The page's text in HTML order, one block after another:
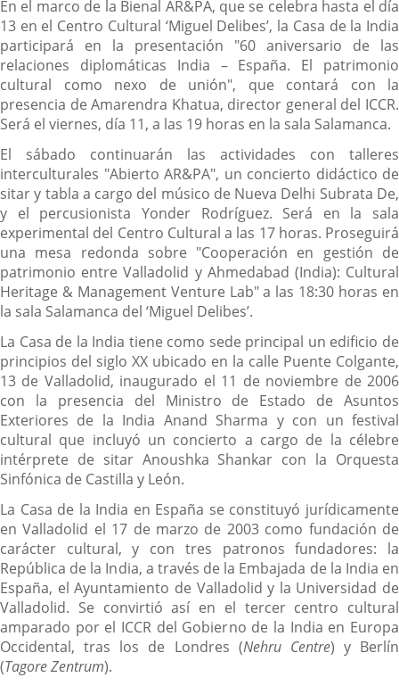
En el marco de la Bienal AR&PA, que se celebra hasta el día
13 en el Centro Cultural ‘Miguel Delibes’, la Casa de la India
participará en la presentación "60 aniversario de las
relaciones diplomáticas India – España. El patrimonio
cultural como nexo de unión", que contará con la
presencia de Amarendra Khatua, director general del ICCR.
Será el viernes, día 11, a las 19 horas en la sala Salamanca.
El sábado continuarán las actividades con talleres
interculturales "Abierto AR&PA", un concierto didáctico de
sitar y tabla a cargo del músico de Nueva Delhi Subrata De,
y el percusionista Yonder Rodríguez. Será en la sala
experimental del Centro Cultural a las 17 horas. Proseguirá
una mesa redonda sobre "Cooperación en gestión de
patrimonio entre Valladolid y Ahmedabad (India): Cultural
Heritage & Management Venture Lab" a las 18:30 horas en
la sala Salamanca del ‘Miguel Delibes’.
La Casa de la India tiene como sede principal un edificio de
principios del siglo XX ubicado en la calle Puente Colgante,
13 de Valladolid, inaugurado el 11 de noviembre de 2006
con la presencia del Ministro de Estado de Asuntos
Exteriores de la India Anand Sharma y con un festival
cultural que incluyó un concierto a cargo de la célebre
intérprete de sitar Anoushka Shankar con la Orquesta
Sinfónica de Castilla y León.
La Casa de la India en España se constituyó jurídicamente
en Valladolid el 17 de marzo de 2003 como fundación de
carácter cultural, y con tres patronos fundadores: la
República de la India, a través de la Embajada de la India en
España, el Ayuntamiento de Valladolid y la Universidad de
Valladolid. Se convirtió así en el tercer centro cultural
amparado por el ICCR del Gobierno de la India en Europa
Occidental, tras los de Londres (Nehru Centre) y Berlín
(Tagore Zentrum).